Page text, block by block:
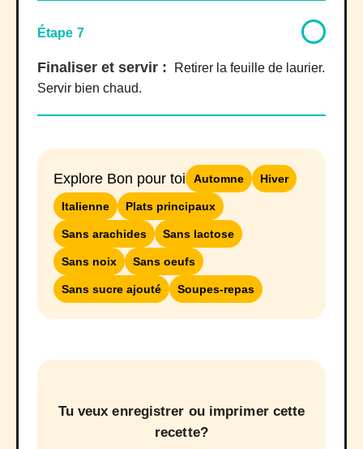
Étape 7
Finaliser et servir :
Retirer la feuille de laurier.
Servir bien chaud.
Explore Bon pour toi Automne Hiver
Italienne Plats principaux
Sans arachides Sans lactose
Sans noix Sans oeufs
Sans sucre ajouté Soupes-repas
Tu veux enregistrer ou imprimer cette
recette?